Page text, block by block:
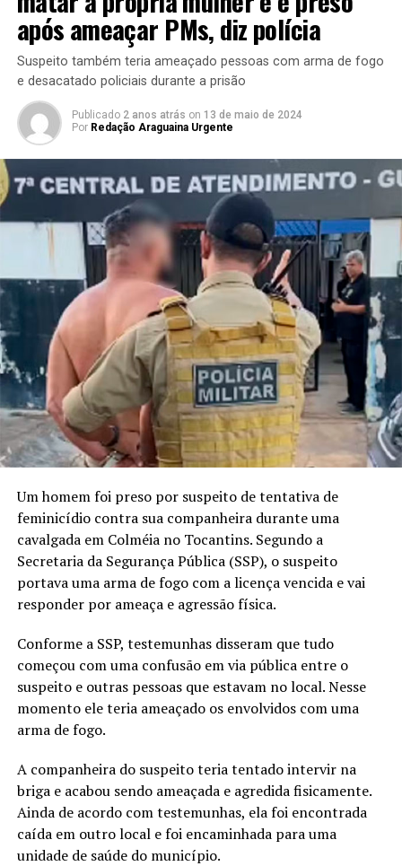
após ameaçar PMs, diz polícia
Suspeito também teria ameaçado pessoas com arma de fogo
e desacatado policiais durante a prisão
Publicado 2 anos atrás on 13 de maio de 2024
Por Redação Araguaina Urgente
Um homem foi preso por suspeito de tentativa de
feminicídio contra sua companheira durante uma
cavalgada em Colméia no Tocantins. Segundo a
Secretaria da Segurança Pública (SSP), o suspeito
portava uma arma de fogo com a licença vencida e vai
responder por ameaça e agressão física.
Conforme a SSP, testemunhas disseram que tudo
começou com uma confusão em via pública entre o
suspeito e outras pessoas que estavam no local. Nesse
momento ele teria ameaçado os envolvidos com uma
arma de fogo.
A companheira do suspeito teria tentado intervir na
briga e acabou sendo ameaçada e agredida fisicamente.
Ainda de acordo com testemunhas, ela foi encontrada
caída em outro local e foi encaminhada para uma
unidade de saúde do município.